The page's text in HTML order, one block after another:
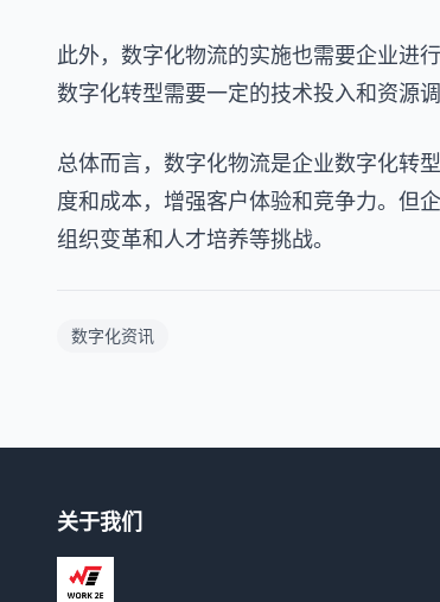
此外，数字化物流的实施也需要企业进
数字化转型需要一定的技术投入和资源
总体而言，数字化物流是企业数字化转
度和成本，增强客户体验和竞争力。但
组织变革和人才培养等挑战。
数字化资讯
关于我们